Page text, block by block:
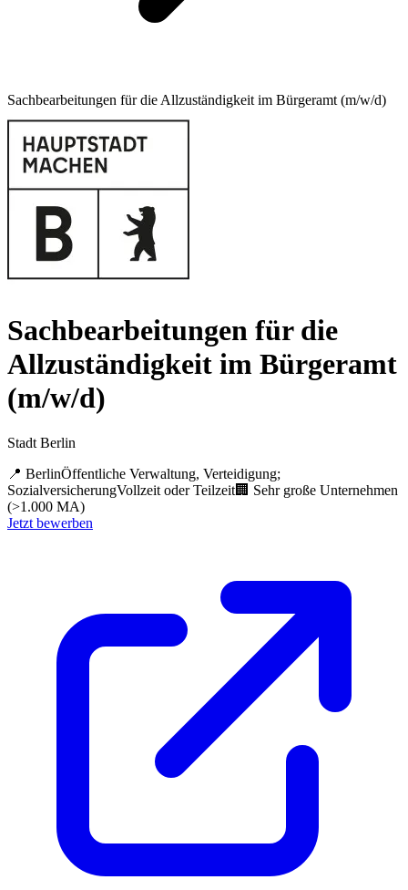
Sachbearbeitungen für die Allzuständigkeit im Bürgeramt (m/w/d)
Sachbearbeitungen für die
Allzuständigkeit im Bürgeramt
(m/w/d)
Stadt Berlin
📍 BerlinÖffentliche Verwaltung, Verteidigung;
SozialversicherungVollzeit oder Teilzeit🏢 Sehr große Unternehmen
(>1.000 MA)
Jetzt bewerben